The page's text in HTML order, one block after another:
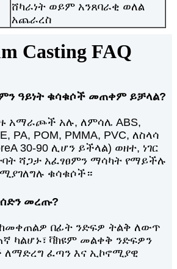
ሸካራነት ወይም አንጸባራቂ ወለል
አጨራረስ
Casting FAQ
ዓይነት ቁሳቁሶች መጠቀም ይቻላል?
አማራጮች አሉ, ለምሳሌ ABS,
PA, POM, PMMA, PVC, ለስላሳ
30-90 ሊሆን ይችላል) ወዘተ, ነገር
ሻጋታ አፈፃፀምን ማሳካት የማይችሉ
ቁሳቁሶች።
መረጡ?
በፊት ንድፍዎ ትልቅ ለውጥ
ካልሆኑ፣ ቫክዩም መልቀቅ ንድፍዎን
ለማድረግ ፈጣን እና ኢኮኖሚያዊ